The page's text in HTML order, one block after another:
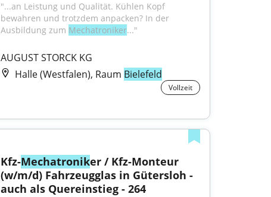
"...an Leistung und Qualität. Kühlen Kopf
bewahren und trotzdem anpacken? In der
Ausbildung zum Mechatroniker..."
AUGUST STORCK KG
Halle (Westfalen), Raum Bielefeld
Vollzeit
Kfz-Mechatroniker / Kfz-Monteur
(w/m/d) Fahrzeugglas in Gütersloh -
auch als Quereinstieg - 264